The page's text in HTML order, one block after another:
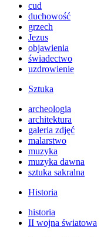
cud
duchowość
grzech
Jezus
objawienia
świadectwo
uzdrowienie
Sztuka
archeologia
architektura
galeria zdjęć
malarstwo
muzyka
muzyka dawna
sztuka sakralna
Historia
historia
II wojna światowa